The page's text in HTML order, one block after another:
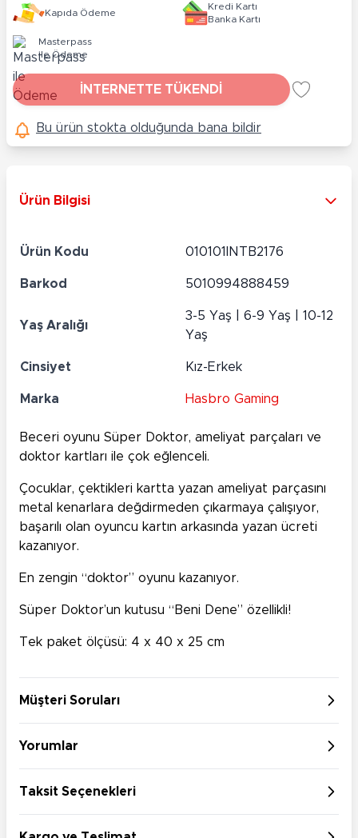
Kapıda Ödeme
Kredi Kartı
Banka Kartı
Masterpass
ile Ödeme
İNTERNETTE TÜKENDİ
Bu ürün stokta olduğunda bana bildir
Ürün Bilgisi
Ürün Kodu 010101INTB2176
Barkod 5010994888459
Yaş Aralığı
3-5 Yaş | 6-9 Yaş | 10-12
Yaş
Cinsiyet Kız-Erkek
Marka Hasbro Gaming
Beceri oyunu Süper Doktor, ameliyat parçaları ve
doktor kartları ile çok eğlenceli.
Çocuklar, çektikleri kartta yazan ameliyat parçasını
metal kenarlara değdirmeden çıkarmaya çalışıyor,
başarılı olan oyuncu kartın arkasında yazan ücreti
kazanıyor.
En zengin “doktor” oyunu kazanıyor.
Süper Doktor’un kutusu “Beni Dene” özellikli!
Tek paket ölçüsü: 4 x 40 x 25 cm
Müşteri Soruları
Yorumlar
Taksit Seçenekleri